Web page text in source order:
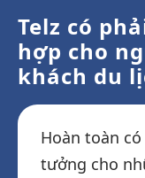
Telz có
hợp cho
khách du
Hoàn toàn
tưởng cho